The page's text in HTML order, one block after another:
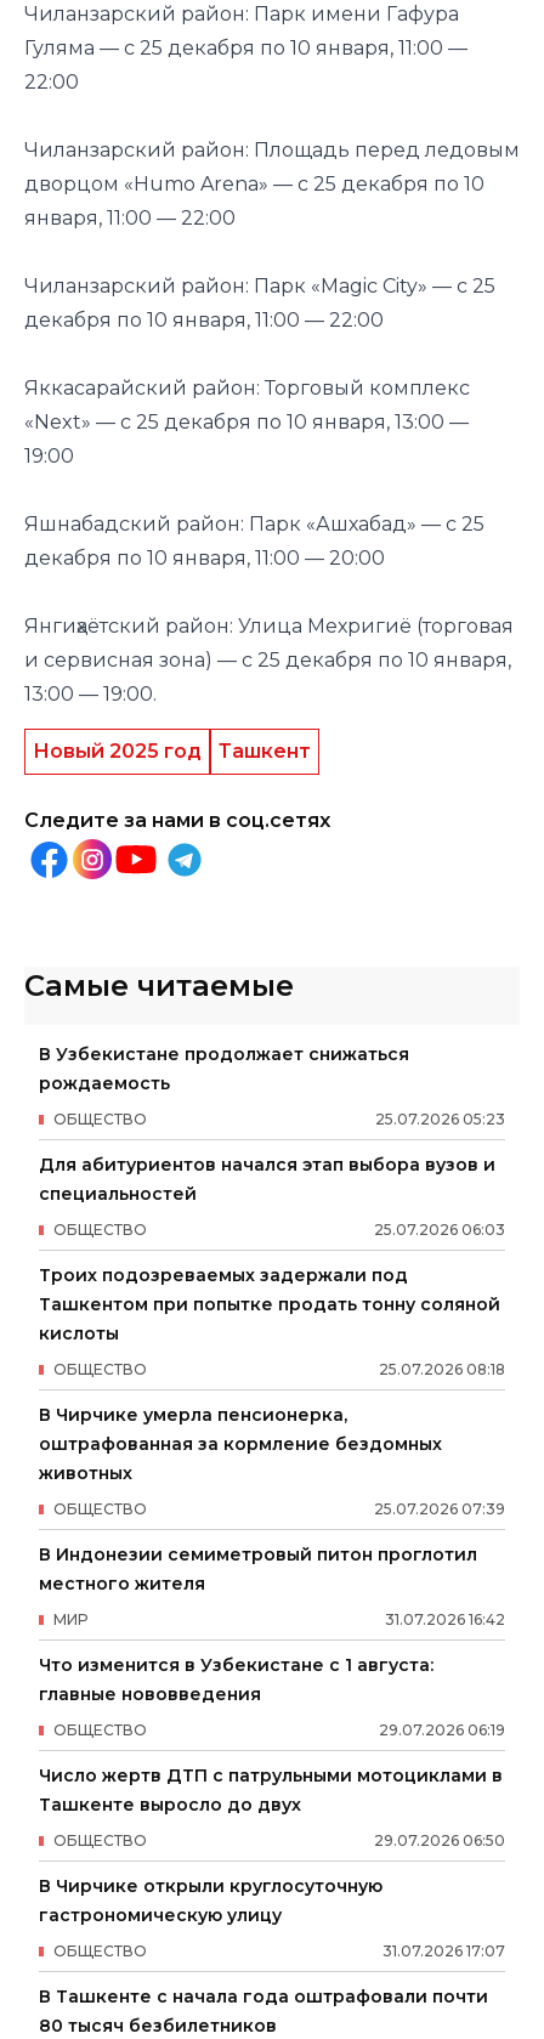
Чиланзарский район: Парк имени Гафура
Гуляма — с 25 декабря по 10 января, 11:00 —
22:00
Чиланзарский район: Площадь перед ледовым
дворцом «Humo Arena» — с 25 декабря по 10
января, 11:00 — 22:00
Чиланзарский район: Парк «Magic City» — с 25
декабря по 10 января, 11:00 — 22:00
Яккасарайский район: Торговый комплекс
«Next» — с 25 декабря по 10 января, 13:00 —
19:00
Яшнабадский район: Парк «Ашхабад» — с 25
декабря по 10 января, 11:00 — 20:00
Янгиҳаётский район: Улица Мехригиё (торговая
и сервисная зона) — с 25 декабря по 10 января,
13:00 — 19:00.
Новый 2025 год Ташкент
Следите за нами в соц.сетях
Самые читаемые
В Узбекистане продолжает снижаться
рождаемость
25.07.2026 05:23
ОБЩЕСТВО
Для абитуриентов начался этап выбора вузов и
специальностей
25.07.2026 06:03
ОБЩЕСТВО
Троих подозреваемых задержали под
Ташкентом при попытке продать тонну соляной
кислоты
25.07.2026 08:18
ОБЩЕСТВО
В Чирчике умерла пенсионерка,
оштрафованная за кормление бездомных
животных
25.07.2026 07:39
ОБЩЕСТВО
В Индонезии семиметровый питон проглотил
местного жителя
31.07.2026 16:42
МИР
Что изменится в Узбекистане с 1 августа:
главные нововведения
29.07.2026 06:19
ОБЩЕСТВО
Число жертв ДТП с патрульными мотоциклами в
Ташкенте выросло до двух
29.07.2026 06:50
ОБЩЕСТВО
В Чирчике открыли круглосуточную
гастрономическую улицу
31.07.2026 17:07
ОБЩЕСТВО
В Ташкенте с начала года оштрафовали почти
80 тысяч безбилетников